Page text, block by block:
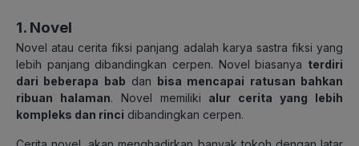
1. Novel
Novel atau cerita fiksi panjang adalah karya sastra fiksi yang
lebih panjang dibandingkan cerpen. Novel biasanya terdiri
dari beberapa bab dan bisa mencapai ratusan bahkan
ribuan halaman. Novel memiliki alur cerita yang lebih
kompleks dan rinci dibandingkan cerpen.